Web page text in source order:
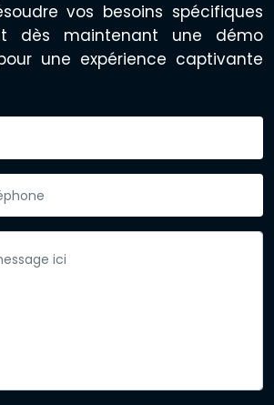
vos besoins spécifiques
dès maintenant une démo
une expérience captivante